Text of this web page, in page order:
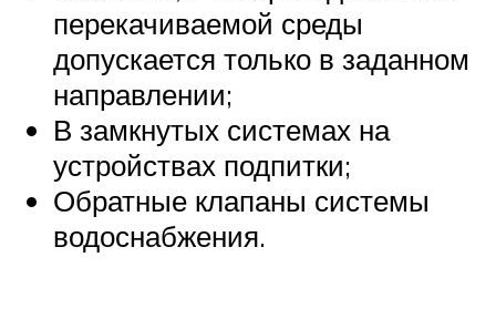
перекачиваемой среды
допускается только в заданном
направлении;
В замкнутых системах на
устройствах подпитки;
Обратные клапаны системы
водоснабжения.